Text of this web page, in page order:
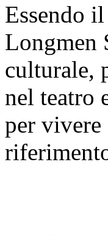
Essendo
Longmen
culturale,
nel teatro
per